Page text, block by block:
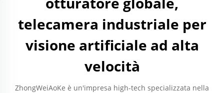
telecamera industriale per
visione artificiale ad alta
velocità
ZhongWeiAoKe è un'impresa high-tech specializzata nella